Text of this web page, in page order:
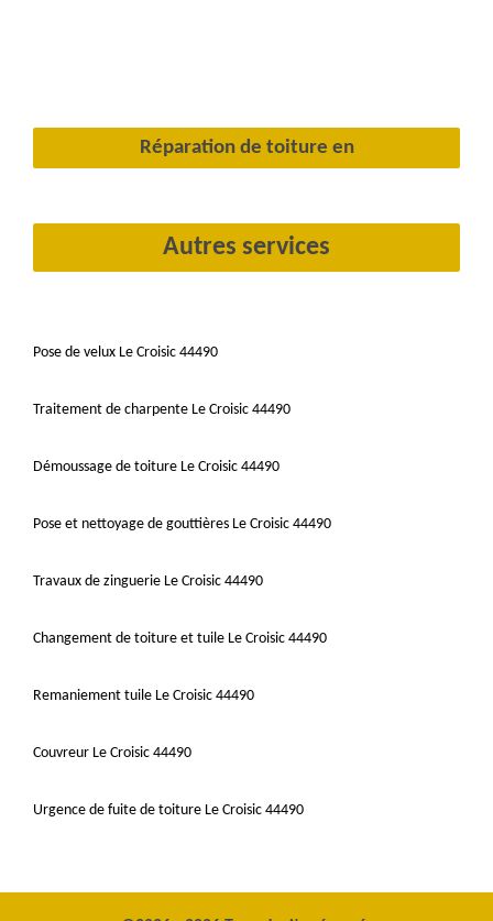
Réparation de toiture en
Autres services
Pose de velux Le Croisic 44490
Traitement de charpente Le Croisic 44490
Démoussage de toiture Le Croisic 44490
Pose et nettoyage de gouttières Le Croisic 44490
Travaux de zinguerie Le Croisic 44490
Changement de toiture et tuile Le Croisic 44490
Remaniement tuile Le Croisic 44490
Couvreur Le Croisic 44490
Urgence de fuite de toiture Le Croisic 44490